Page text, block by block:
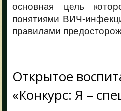
основная цель
понятиями ВИЧ-
правилами
Открытое
«Конкурс: Я –